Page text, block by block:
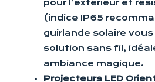
pour l’extérieur et
(indice IP65
guirlande solaire
solution sans fil,
ambiance magique.
Projecteurs LED